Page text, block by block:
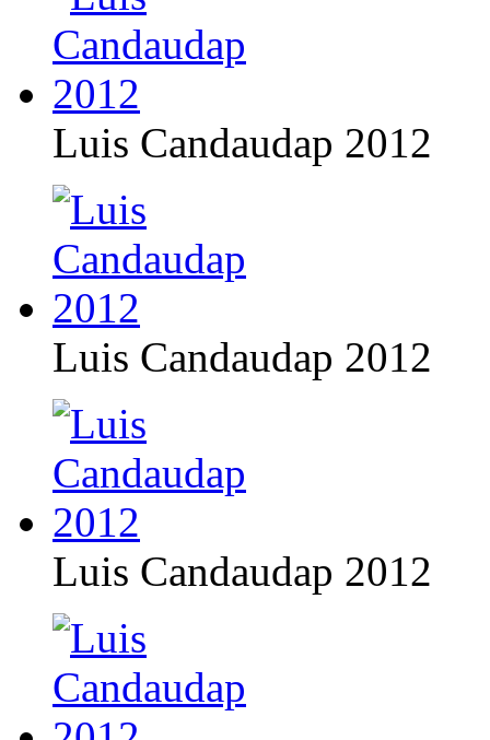
Luis Candaudap 2012
Luis Candaudap 2012
Luis Candaudap 2012